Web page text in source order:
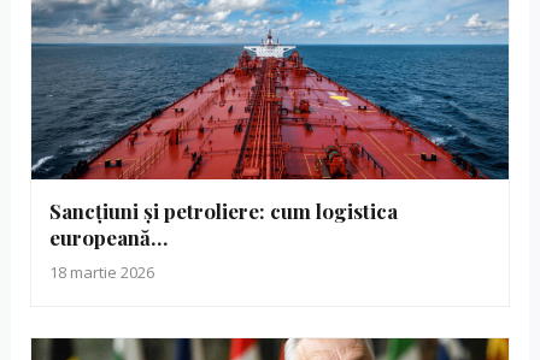
Sancțiuni și petroliere: cum logistica
europeană…
18 martie 2026